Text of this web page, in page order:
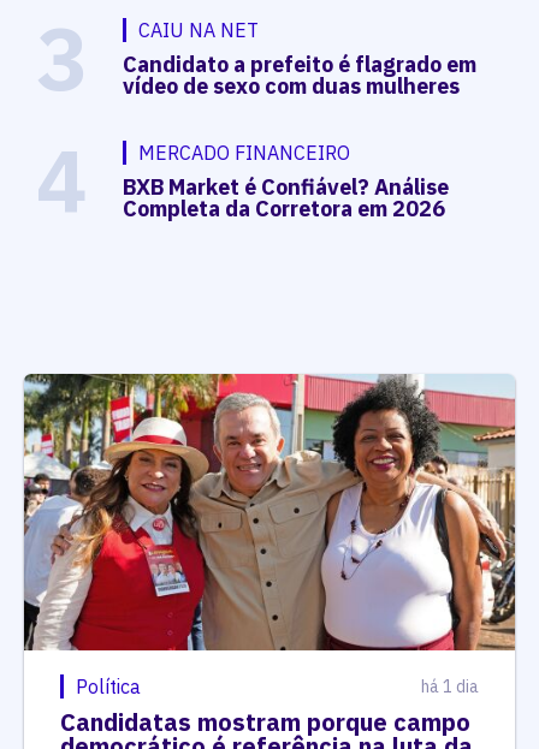
3 CAIU NA NET
Candidato a prefeito é flagrado em
vídeo de sexo com duas mulheres
4 MERCADO FINANCEIRO
BXB Market é Confiável? Análise
Completa da Corretora em 2026
Política há 1 dia
Candidatas mostram porque campo